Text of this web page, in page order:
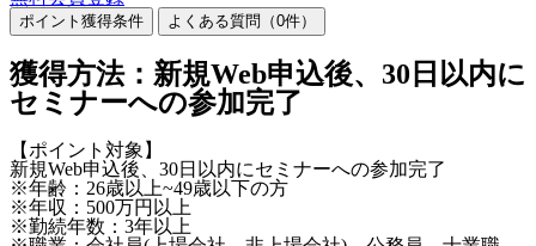
ポイント獲得条件 よくある質問（0件）
獲得方法：新規Web申込後、30日以内に
セミナーへの参加完了
【ポイント対象】
新規Web申込後、30日以内にセミナーへの参加完了
※年齢：26歳以上~49歳以下の方
※年収：500万円以上
※勤続年数：3年以上